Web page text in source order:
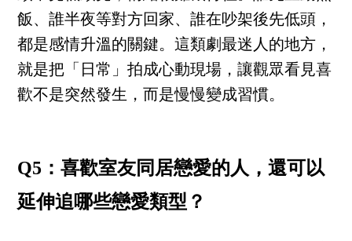
飯、誰半夜等對方回家、誰在吵架後先低頭，
都是感情升溫的關鍵。這類劇最迷人的地方，
就是把「日常」拍成心動現場，讓觀眾看見喜
歡不是突然發生，而是慢慢變成習慣。
Q5：喜歡室友同居戀愛的人，還可以
延伸追哪些戀愛類型？